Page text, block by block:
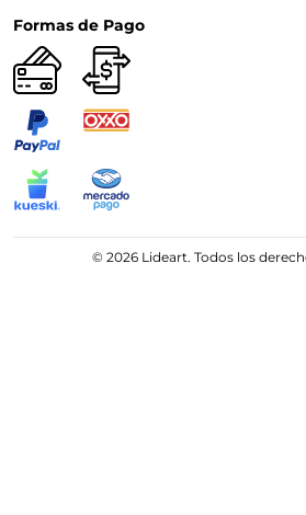
Formas de Pago
© 2026 Lideart. Todos los